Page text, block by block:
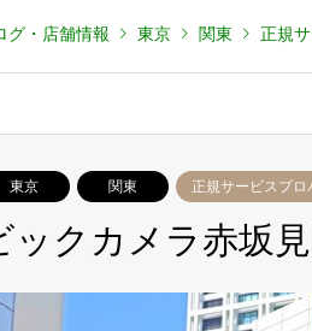
グ・店舗情報 東京 関東 正規
東京 関東 正規サービスプロ
ックカメラ赤坂